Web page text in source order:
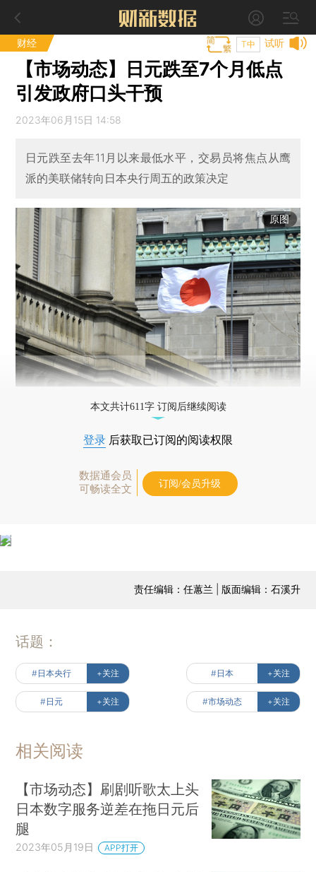
财经 试听
T中
【市场动态】日元跌至7个月低点
引发政府口头干预
2023年06月15日 14:58
日元跌至去年11月以来最低水平，交易员将焦点从鹰
派的美联储转向日本央行周五的政策决定
原图
本文共计611字 订阅后继续阅读
登录 后获取已订阅的阅读权限
数据通会员
可畅读全文
订阅/会员升级
责任编辑：任蕙兰 | 版面编辑：石溪升
话题：
#日本央行 +关注 #日本 +关注
#日元 +关注 #市场动态 +关注
相关阅读
【市场动态】刷剧听歌太上头
日本数字服务逆差在拖日元后
腿
2023年05月19日 APP打开